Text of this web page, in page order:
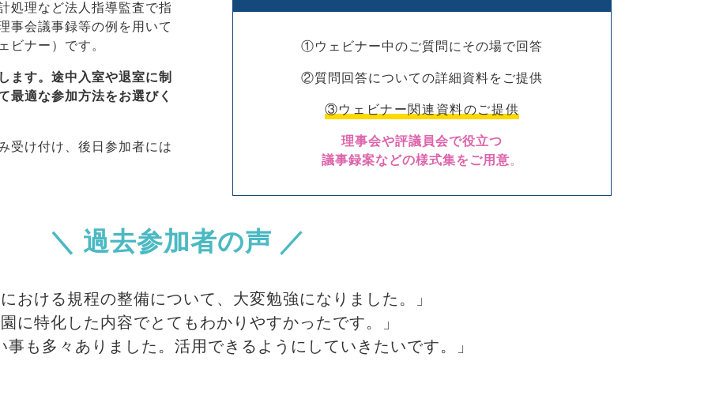
処理など法人指導監査で指
事会議事録等の例を用いて
ビナー）です。
ます。途中入室や退室に制
最適な参加方法をお選びく
受け付け、後日参加者には
①ウェビナー中のご質問にその場で回答
②質問回答についての詳細資料をご提供
③ウェビナー関連資料のご提供
理事会や評議員会で役立つ
議事録案などの様式集をご用意。
＼ 過去参加者の声 ／
おける規程の整備について、大変勉強になりました。」
に特化した内容でとてもわかりやすかったです。」
事も多々ありました。活用できるようにしていきたいです。」